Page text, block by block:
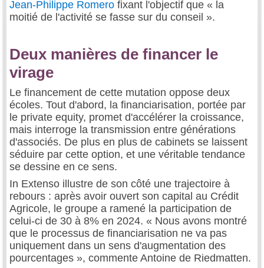
Jean-Philippe Romero fixant l'objectif que « la
moitié de l'activité se fasse sur du conseil ».
Deux manières de financer le
virage
Le financement de cette mutation oppose deux
écoles. Tout d'abord, la financiarisation, portée par
le private equity, promet d'accélérer la croissance,
mais interroge la transmission entre générations
d'associés. De plus en plus de cabinets se laissent
séduire par cette option, et une véritable tendance
se dessine en ce sens.
In Extenso illustre de son côté une trajectoire à
rebours : après avoir ouvert son capital au Crédit
Agricole, le groupe a ramené la participation de
celui-ci de 30 à 8% en 2024. « Nous avons montré
que le processus de financiarisation ne va pas
uniquement dans un sens d'augmentation des
pourcentages », commente Antoine de Riedmatten.